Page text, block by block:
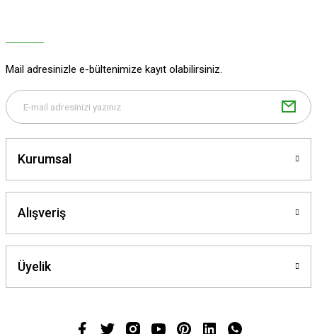
Bu ürüne benzer farklı alternatifler olmalı.
Mail adresinizle e-bültenimize kayıt olabilirsiniz.
Kurumsal
Alışveriş
Üyelik